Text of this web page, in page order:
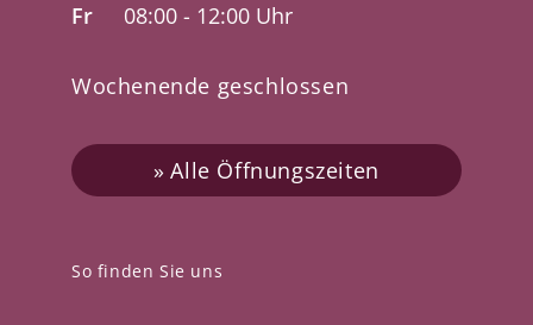
So finden Sie uns
Fr
08:00 - 12:00 Uhr
Wochenende geschlossen
Alle Öffnungszeiten